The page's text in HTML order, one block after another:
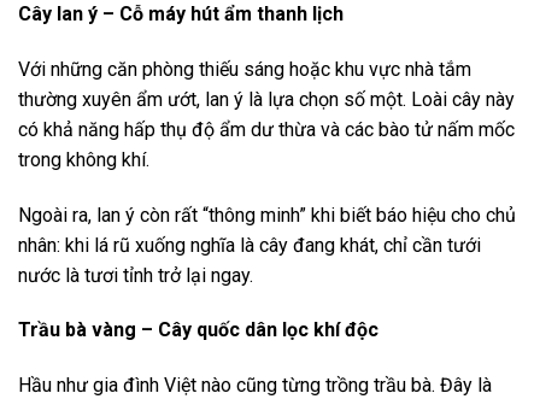
Cây lan ý – Cỗ máy hút ẩm thanh lịch
Với những căn phòng thiếu sáng hoặc khu vực nhà tắm
thường xuyên ẩm ướt, lan ý là lựa chọn số một. Loài cây này
có khả năng hấp thụ độ ẩm dư thừa và các bào tử nấm mốc
trong không khí.
Ngoài ra, lan ý còn rất “thông minh” khi biết báo hiệu cho chủ
nhân: khi lá rũ xuống nghĩa là cây đang khát, chỉ cần tưới
nước là tươi tỉnh trở lại ngay.
Trầu bà vàng – Cây quốc dân lọc khí độc
Hầu như gia đình Việt nào cũng từng trồng trầu bà. Đây là